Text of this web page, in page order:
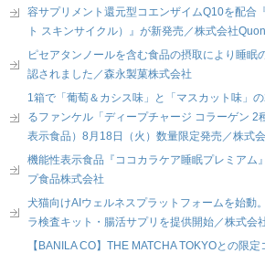
容サプリメント還元型コエンザイムQ10を配合
ト スキンサイクル）』が新発売／株式会社Quon
ピセアタンノールを含む食品の摂取により睡眠
認されました／森永製菓株式会社
1箱で「葡萄＆カシス味」と「マスカット味」
るファンケル「ディープチャージ コラーゲン 2
表示食品）8月18日（火）数量限定発売／株式
機能性表示食品『ココカラケア睡眠プレミアム
プ食品株式会社
犬猫向けAIウェルネスプラットフォームを始動
ラ検査キット・腸活サプリを提供開始／株式会
【BANILA CO】THE MATCHA TOKYOとの限